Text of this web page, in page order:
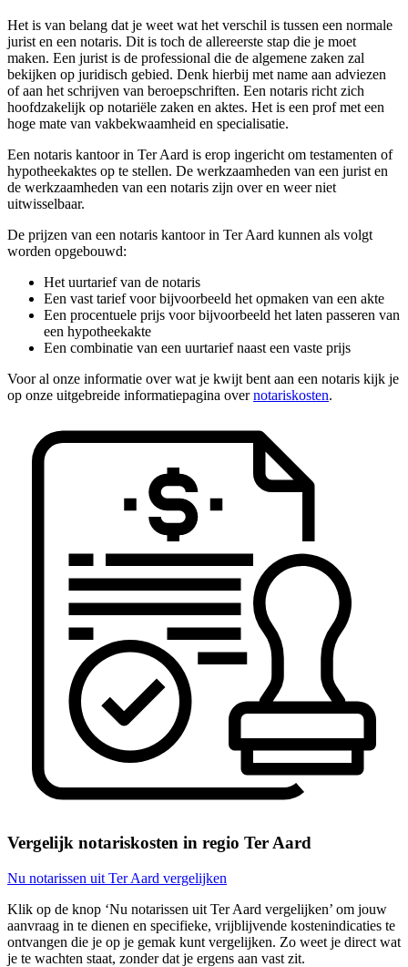
Het is van belang dat je weet wat het verschil is tussen een normale
jurist en een notaris. Dit is toch de allereerste stap die je moet
maken. Een jurist is de professional die de algemene zaken zal
bekijken op juridisch gebied. Denk hierbij met name aan adviezen
of aan het schrijven van beroepschriften. Een notaris richt zich
hoofdzakelijk op notariële zaken en aktes. Het is een prof met een
hoge mate van vakbekwaamheid en specialisatie.
Een notaris kantoor in Ter Aard is erop ingericht om testamenten of
hypotheekaktes op te stellen. De werkzaamheden van een jurist en
de werkzaamheden van een notaris zijn over en weer niet
uitwisselbaar.
De prijzen van een notaris kantoor in Ter Aard kunnen als volgt
worden opgebouwd:
Het uurtarief van de notaris
Een vast tarief voor bijvoorbeeld het opmaken van een akte
Een procentuele prijs voor bijvoorbeeld het laten passeren van
een hypotheekakte
Een combinatie van een uurtarief naast een vaste prijs
Voor al onze informatie over wat je kwijt bent aan een notaris kijk je
op onze uitgebreide informatiepagina overnotariskosten.
Vergelijk notariskosten in regio Ter Aard
Nu notarissen uit Ter Aard vergelijken
Klik op de knop ‘Nu notarissen uit Ter Aard vergelijken’ om jouw
aanvraag in te dienen en specifieke, vrijblijvende kostenindicaties te
ontvangen die je op je gemak kunt vergelijken. Zo weet je direct wat
je te wachten staat, zonder dat je ergens aan vast zit.